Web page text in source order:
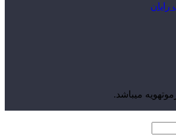
رایان
میباشد.